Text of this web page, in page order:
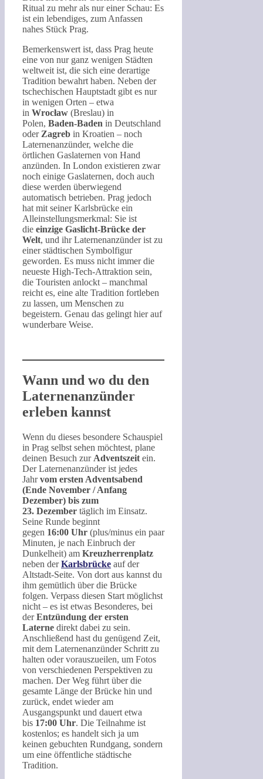
Ritual zu mehr als nur einer Schau: Es
ist ein lebendiges, zum Anfassen
nahes Stück Prag.
Bemerkenswert ist, dass Prag heute
eine von nur ganz wenigen Städten
weltweit ist, die sich eine derartige
Tradition bewahrt haben. Neben der
tschechischen Hauptstadt gibt es nur
in wenigen Orten – etwa
in Wrocław (Breslau) in
Polen, Baden-Baden in Deutschland
oder Zagreb in Kroatien – noch
Laternenanzünder, welche die
örtlichen Gaslaternen von Hand
anzünden. In London existieren zwar
noch einige Gaslaternen, doch auch
diese werden überwiegend
automatisch betrieben. Prag jedoch
hat mit seiner Karlsbrücke ein
Alleinstellungsmerkmal: Sie ist
die einzige Gaslicht-Brücke der
Welt, und ihr Laternenanzünder ist zu
einer städtischen Symbolfigur
geworden. Es muss nicht immer die
neueste High-Tech-Attraktion sein,
die Touristen anlockt – manchmal
reicht es, eine alte Tradition fortleben
zu lassen, um Menschen zu
begeistern. Genau das gelingt hier auf
wunderbare Weise.
Wann und wo du den
Laternenanzünder
erleben kannst
Wenn du dieses besondere Schauspiel
in Prag selbst sehen möchtest, plane
deinen Besuch zur Adventszeit ein.
Der Laternenanzünder ist jedes
Jahrvom ersten Adventsabend
(Ende November / Anfang
Dezember) bis zum
23. Dezember täglich im Einsatz.
Seine Runde beginnt
gegen 16:00 Uhr (plus/minus ein paar
Minuten, je nach Einbruch der
Dunkelheit) am Kreuzherrenplatz
neben derKarlsbrücke auf der
Altstadt-Seite. Von dort aus kannst du
ihm gemütlich über die Brücke
folgen. Verpass diesen Start möglichst
nicht – es ist etwas Besonderes, bei
derEntzündung der ersten
Laterne direkt dabei zu sein.
Anschließend hast du genügend Zeit,
mit dem Laternenanzünder Schritt zu
halten oder vorauszueilen, um Fotos
von verschiedenen Perspektiven zu
machen. Der Weg führt über die
gesamte Länge der Brücke hin und
zurück, endet wieder am
Ausgangspunkt und dauert etwa
bis 17:00 Uhr. Die Teilnahme ist
kostenlos; es handelt sich ja um
keinen gebuchten Rundgang, sondern
um eine öffentliche städtische
Tradition.